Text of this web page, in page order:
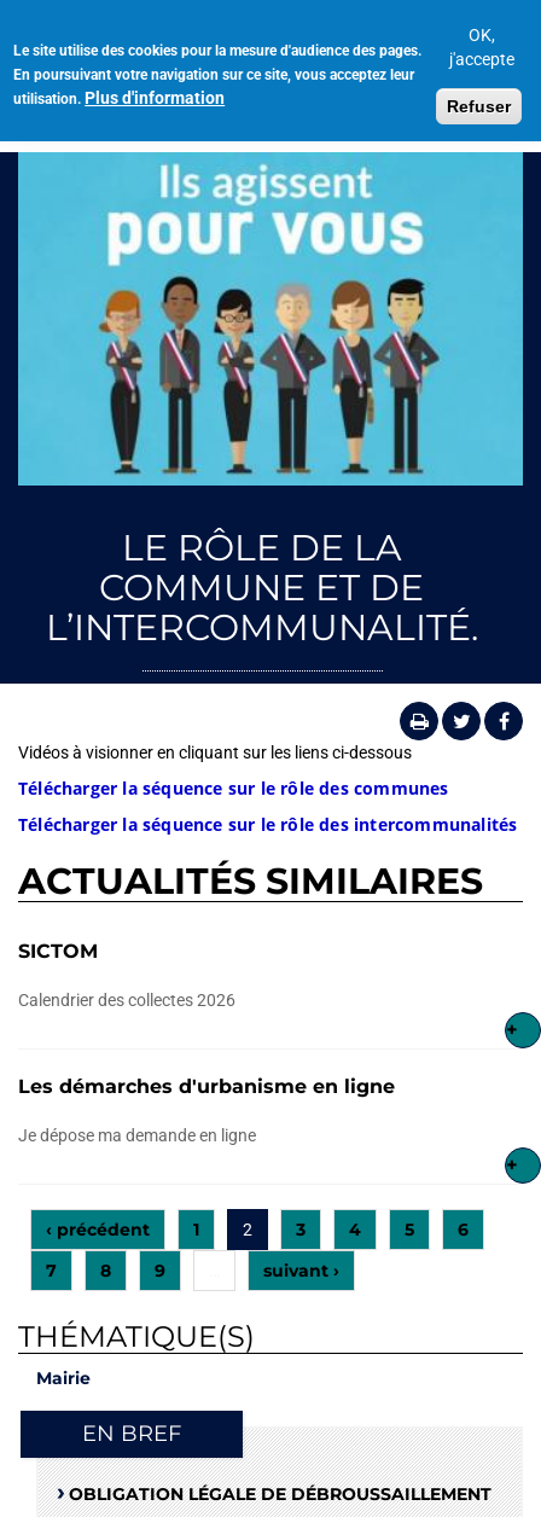
Le site utilise des cookies pour la mesure d'audience des pages.
En poursuivant votre navigation sur ce site, vous acceptez leur
utilisation. Plus d'information
OK,
j'accepte
Refuser
contenu
principal
LE RÔLE DE LA
COMMUNE ET DE
L’INTERCOMMUNALITÉ.
Vidéos à visionner en cliquant sur les liens ci-dessous
Télécharger la séquence sur le rôle des communes
Télécharger la séquence sur le rôle des intercommunalités
ACTUALITÉS SIMILAIRES
SICTOM
Calendrier des collectes 2026
+
Les démarches d'urbanisme en ligne
Je dépose ma demande en ligne
+
‹ précédent 1 2 3 4 5
6
7
8 9 suivant ›
THÉMATIQUE(S)
Mairie
EN BREF
OBLIGATION LÉGALE DE DÉBROUSSAILLEMENT